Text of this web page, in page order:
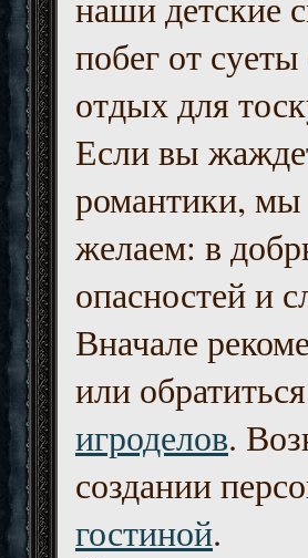
побег от
отдых для
Если вы
романтики, мы
желаем: в
опасностей и
Вначале
или
игроделов.
создании
гостиной.